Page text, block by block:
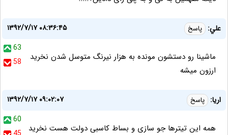
علي: پاسخ
۱۳۹۲/۷/۱۷ ۰۸:۳۶:۴۵
63
58
ماشينا رو دستشون مونده به هزار نيرنگ متوسل شدن نخريد
ارزون ميشه
اریا: پاسخ
۱۳۹۲/۷/۱۷ ۰۹:۰۲:۰۷
60
همه این تیترها جو سازی و بساط کاسبی دولت هست نخرید